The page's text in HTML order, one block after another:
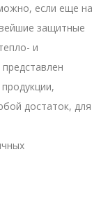
если еще на
защитные
и
достаток, для